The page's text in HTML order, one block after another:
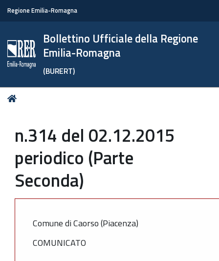
Regione Emilia-Romagna
Bollettino Ufficiale della Regione
Emilia-Romagna
(BURERT)
Tu
n.314 del 02.12.2015
periodico (Parte
Seconda)
Comune di Caorso (Piacenza)
COMUNICATO